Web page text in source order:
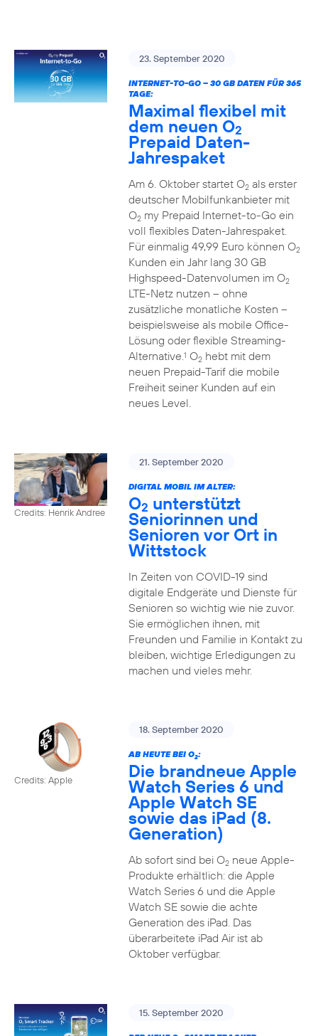
23. September 2020
INTERNET-TO-GO – 30 GB DATEN FÜR 365
TAGE:
Maximal flexibel mit
dem neuen O2
Prepaid Daten-
Jahrespaket
Am 6. Oktober startet O2als erster
deutscher Mobilfunkanbieter mit
O2my Prepaid Internet-to-Go ein
voll flexibles Daten-Jahrespaket.
Für einmalig 49,99 Euro können O2
Kunden ein Jahr lang 30 GB
Highspeed-Datenvolumen im O2
LTE-Netz nutzen – ohne
zusätzliche monatliche Kosten –
beispielsweise als mobile Office-
Lösung oder flexible Streaming-
Alternative.1 O2hebt mit dem
neuen Prepaid-Tarif die mobile
Freiheit seiner Kunden auf ein
neues Level.
Credits: Henrik Andree
21. September 2020
DIGITAL MOBIL IM ALTER:
O2 unterstützt
Seniorinnen und
Senioren vor Ort in
Wittstock
In Zeiten von COVID-19 sind
digitale Endgeräte und Dienste für
Senioren so wichtig wie nie zuvor.
Sie ermöglichen ihnen, mit
Freunden und Familie in Kontakt zu
bleiben, wichtige Erledigungen zu
machen und vieles mehr.
Credits: Apple
18. September 2020
AB HEUTE BEI O2:
Die brandneue Apple
Watch Series 6 und
Apple Watch SE
sowie das iPad (8.
Generation)
Ab sofort sind bei O2neue Apple-
Produkte erhältlich: die Apple
Watch Series 6 und die Apple
Watch SE sowie die achte
Generation des iPad. Das
überarbeitete iPad Air ist ab
Oktober verfügbar.
15. September 2020